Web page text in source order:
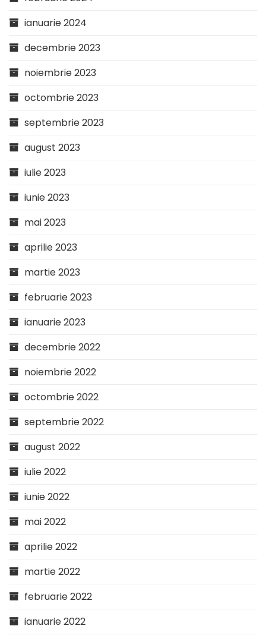
ianuarie 2024
decembrie 2023
noiembrie 2023
octombrie 2023
septembrie 2023
august 2023
iulie 2023
iunie 2023
mai 2023
aprilie 2023
martie 2023
februarie 2023
ianuarie 2023
decembrie 2022
noiembrie 2022
octombrie 2022
septembrie 2022
august 2022
iulie 2022
iunie 2022
mai 2022
aprilie 2022
martie 2022
februarie 2022
ianuarie 2022